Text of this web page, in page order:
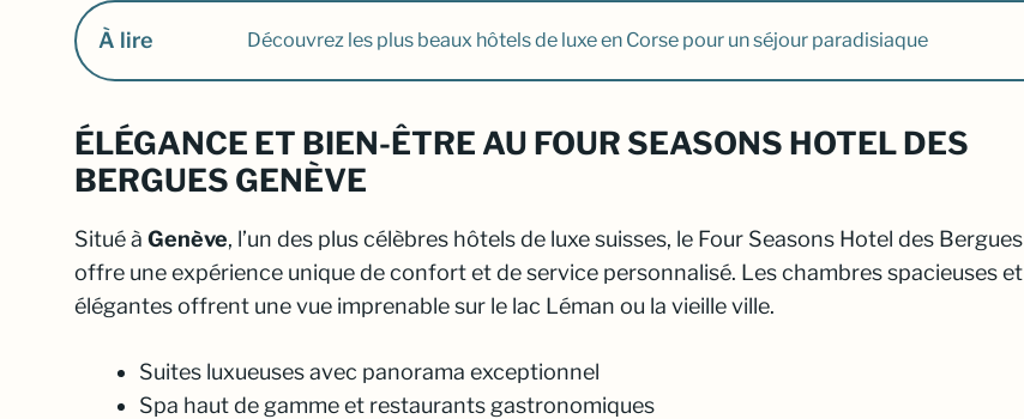
À lire Découvrez les plus beaux hôtels de luxe en Corse pour un séjour paradisiaque
ÉLÉGANCE ET BIEN-ÊTRE AU FOUR SEASONS HOTEL DES
BERGUES GENÈVE
Situé à Genève, l’un des plus célèbres hôtels de luxe suisses, le Four Seasons Hotel des Bergues
offre une expérience unique de confort et de service personnalisé. Les chambres spacieuses et
élégantes offrent une vue imprenable sur le lac Léman ou la vieille ville.
Suites luxueuses avec panorama exceptionnel
Spa haut de gamme et restaurants gastronomiques